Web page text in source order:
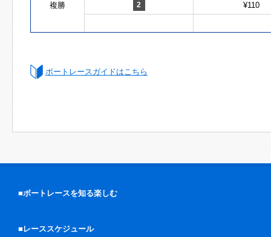
複勝 2 ¥110
ボートレースガイドはこちら
■ボートレースを知る楽しむ
■レーススケジュール